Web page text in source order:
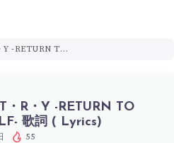
中島愛 – T・R・Y -RETURN TO YOURSELF- 歌詞 ( Lyrics)
・R・Y -RETURN TO
歌詞 ( Lyrics)
55